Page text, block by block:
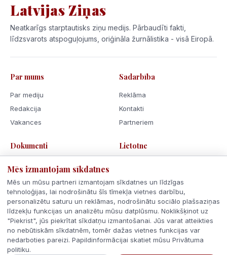
Latvijas Ziņas
Neatkarīgs starptautisks ziņu medijs. Pārbaudīti fakti,
līdzsvarots atspoguļojums, oriģināla žurnālistika - visā Eiropā.
Par mums
Par mediju
Redakcija
Vakances
Sadarbība
Reklāma
Kontakti
Partneriem
Dokumenti
Sīkdatnes
Rīcības kodekss
Lietotne
Mēs izmantojam sīkdatnes
Mēs un mūsu partneri izmantojam sīkdatnes un līdzīgas
tehnoloģijas, lai nodrošinātu šīs tīmekļa vietnes darbību,
personalizētu saturu un reklāmas, nodrošinātu sociālo plašsaziņas
līdzekļu funkcijas un analizētu mūsu datplūsmu. Noklikšķinot uz
"Piekrist", jūs piekrītat sīkdatņu izmantošanai. Jūs varat atteikties
no nebūtiskām sīkdatnēm, tomēr dažas vietnes funkcijas var
nedarboties pareizi. Papildinformācijai skatiet mūsu Privātuma
politiku.